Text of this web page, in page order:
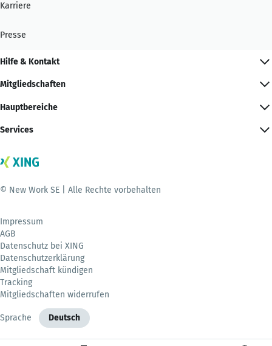
Karriere
Presse
Hilfe & Kontakt
Mitgliedschaften
Hauptbereiche
Services
© New Work SE | Alle Rechte vorbehalten
Impressum
AGB
Datenschutz bei XING
Datenschutzerklärung
Mitgliedschaft kündigen
Tracking
Mitgliedschaften widerrufen
Sprache Deutsch